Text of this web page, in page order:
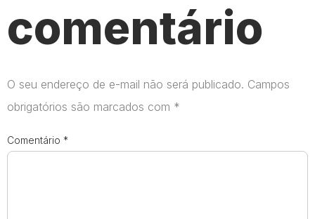
comentário
O seu endereço de e-mail não será publicado. Campos
obrigatórios são marcados com *
Comentário *